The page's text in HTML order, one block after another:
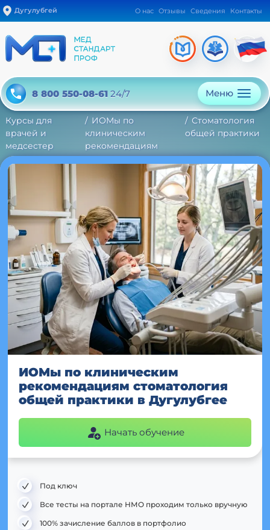
Дугулубгей О нас Отзывы Сведения Контакты
8 800 550-08-61 24/7 Меню
Курсы для
врачей и
медсестер
ИОМы по
клиническим
рекомендациям
Стоматология
общей практики
ИОМы по клиническим
рекомендациям стоматология
общей практики в Дугулубгее
Начать обучение
Под ключ
Все тесты на портале НМО проходим только вручную
100% зачисление баллов в портфолио